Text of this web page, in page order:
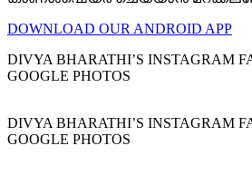
DOWNLOAD OUR ANDROID APP
DIVYA BHARATHI’S INSTAGRAM
GOOGLE PHOTOS
DIVYA BHARATHI’S INSTAGRAM
GOOGLE PHOTOS